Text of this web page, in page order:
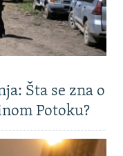
Šta se zna o
Potoku?